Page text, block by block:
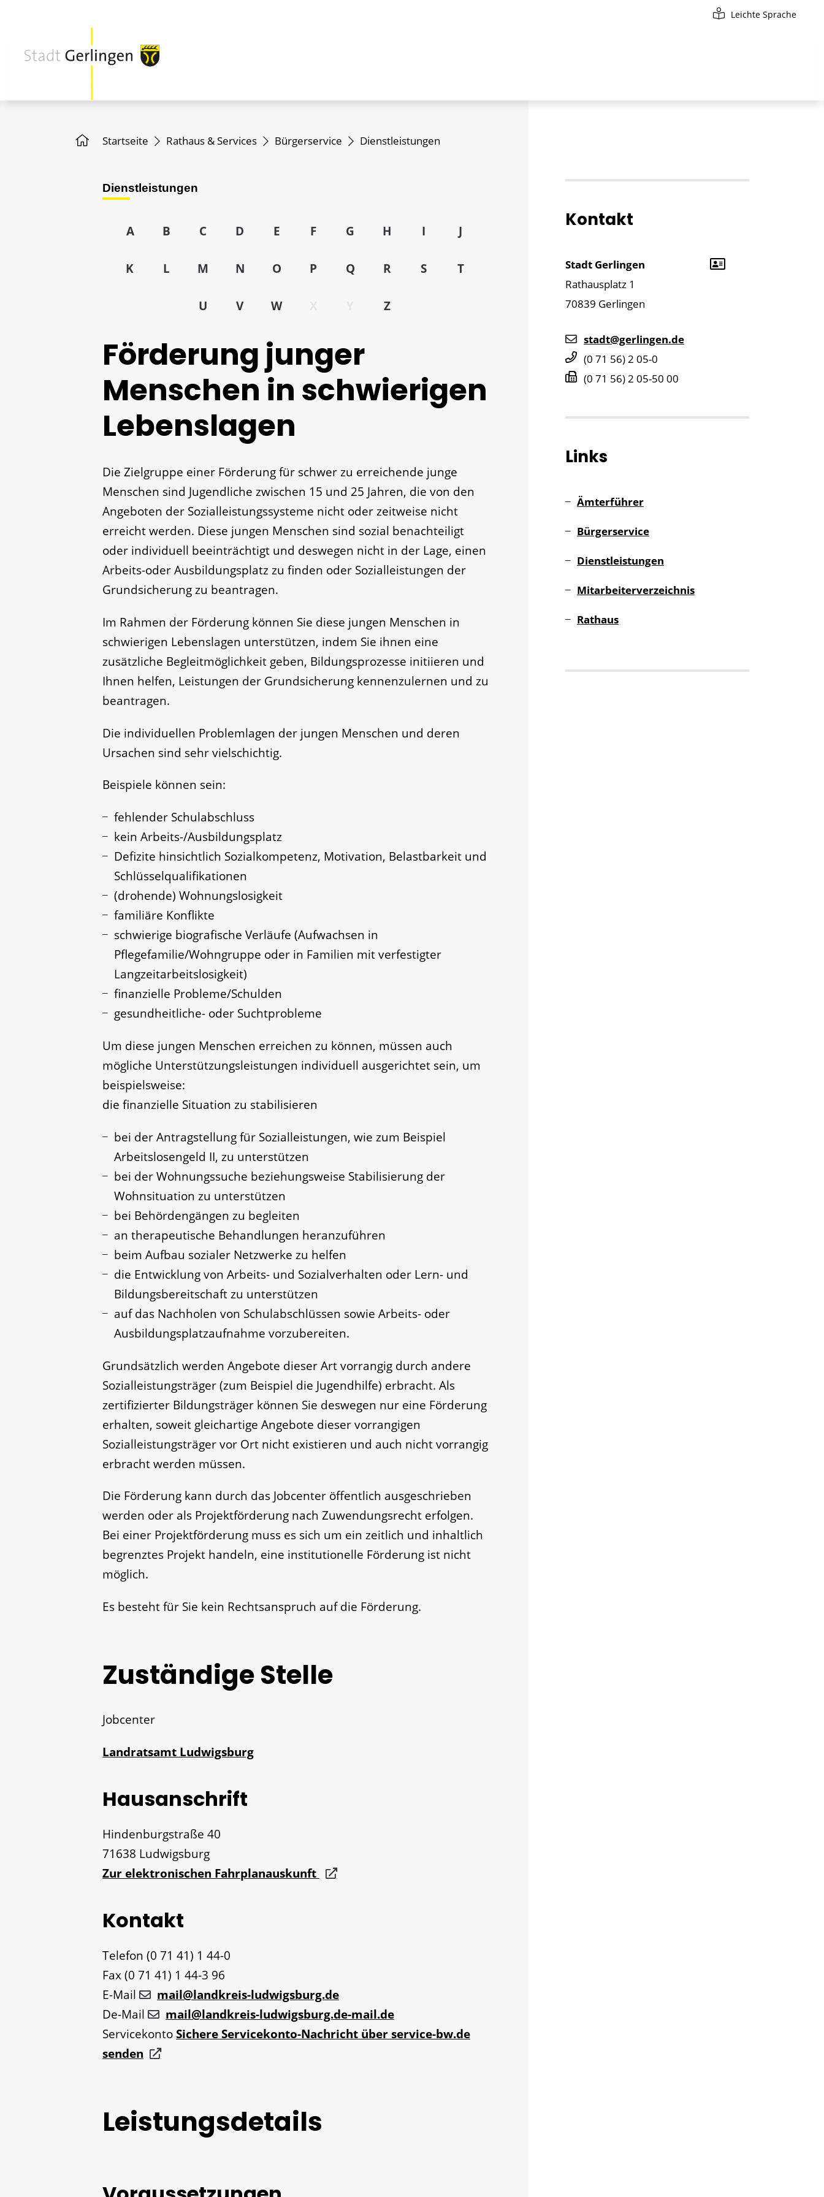
Leichte Sprache
Startseite Rathaus & Services Bürgerservice Dienstleistungen
Dienstleistungen
A B C D E F G H I J
K L M N O P Q R S T
U V W Z
Förderung junger
Menschen in schwierigen
Lebenslagen
Die Zielgruppe einer Förderung für schwer zu erreichende junge
Menschen sind Jugendliche zwischen 15 und 25 Jahren, die von den
Angeboten der Sozialleistungssysteme nicht oder zeitweise nicht
erreicht werden. Diese jungen Menschen sind sozial benachteiligt
oder individuell beeinträchtigt und deswegen nicht in der Lage, einen
Arbeits-oder Ausbildungsplatz zu finden oder Sozialleistungen der
Grundsicherung zu beantragen.
Im Rahmen der Förderung können Sie diese jungen Menschen in
schwierigen Lebenslagen unterstützen, indem Sie ihnen eine
zusätzliche Begleitmöglichkeit geben, Bildungsprozesse initiieren und
Ihnen helfen, Leistungen der Grundsicherung kennenzulernen und zu
beantragen.
Die individuellen Problemlagen der jungen Menschen und deren
Ursachen sind sehr vielschichtig.
Beispiele können sein:
fehlender Schulabschluss
kein Arbeits-/Ausbildungsplatz
Defizite hinsichtlich Sozialkompetenz, Motivation, Belastbarkeit und
Schlüsselqualifikationen
(drohende) Wohnungslosigkeit
familiäre Konflikte
schwierige biografische Verläufe (Aufwachsen in
Pflegefamilie/Wohngruppe oder in Familien mit verfestigter
Langzeitarbeitslosigkeit)
finanzielle Probleme/Schulden
gesundheitliche- oder Suchtprobleme
Um diese jungen Menschen erreichen zu können, müssen auch
mögliche Unterstützungsleistungen individuell ausgerichtet sein, um
beispielsweise:
die finanzielle Situation zu stabilisieren
bei der Antragstellung für Sozialleistungen, wie zum Beispiel
Arbeitslosengeld II, zu unterstützen
bei der Wohnungssuche beziehungsweise Stabilisierung der
Wohnsituation zu unterstützen
bei Behördengängen zu begleiten
an therapeutische Behandlungen heranzuführen
beim Aufbau sozialer Netzwerke zu helfen
die Entwicklung von Arbeits- und Sozialverhalten oder Lern- und
Bildungsbereitschaft zu unterstützen
auf das Nachholen von Schulabschlüssen sowie Arbeits- oder
Ausbildungsplatzaufnahme vorzubereiten.
Grundsätzlich werden Angebote dieser Art vorrangig durch andere
Sozialleistungsträger (zum Beispiel die Jugendhilfe) erbracht. Als
zertifizierter Bildungsträger können Sie deswegen nur eine Förderung
erhalten, soweit gleichartige Angebote dieser vorrangigen
Sozialleistungsträger vor Ort nicht existieren und auch nicht vorrangig
erbracht werden müssen.
Die Förderung kann durch das Jobcenter öffentlich ausgeschrieben
werden oder als Projektförderung nach Zuwendungsrecht erfolgen.
Bei einer Projektförderung muss es sich um ein zeitlich und inhaltlich
begrenztes Projekt handeln, eine institutionelle Förderung ist nicht
möglich.
Es besteht für Sie kein Rechtsanspruch auf die Förderung.
Zuständige Stelle
Jobcenter
Landratsamt Ludwigsburg
Hausanschrift
Hindenburgstraße 40
71638 Ludwigsburg
Zur elektronischen Fahrplanauskunft
Kontakt
Telefon (0 71 41) 1 44-0
Fax(0 71 41) 1 44-3 96
E-Mail
mail@landkreis-ludwigsburg.de
De-Mail
mail@landkreis-ludwigsburg.de-mail.de
ServicekontoSichere Servicekonto-Nachricht über service-bw.de
senden
Leistungsdetails
Kontakt
Stadt Gerlingen
Rathausplatz 1
70839 Gerlingen
stadt@gerlingen.de
(0 71 56) 2 05-0
(0 71 56) 2 05-50 00
Links
Ämterführer
Bürgerservice
Dienstleistungen
Mitarbeiterverzeichnis
Rathaus